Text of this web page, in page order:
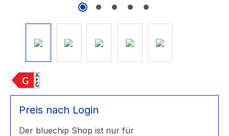
Preis nach Login
Der bluechip Shop ist nur für